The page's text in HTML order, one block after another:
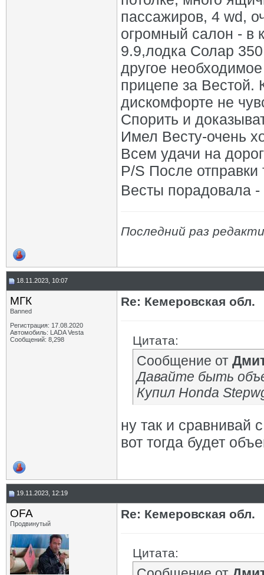
пассажиров, 4 wd,
огромный салон - в
9.9,лодка Солар
другое
прицепе за Вестой.
дискомфорте не
Спорить и
Имел Весту-очень
Всем удачи на
P/S После
Весты порадовала
Последний раз
18.11.2023, 10:07
МГК
Banned
Регистрация: 17.08.2020
Автомобиль: LADA Vesta
Сообщений: 8,298
Re: Кемеровская обл.
Цитата:
Сообщение от
Давайте быть
Купил Honda
ну так и сравнивай
вот тогда будет
19.11.2023, 12:19
OFA
Продвинутый
Re: Кемеровская обл.
Цитата: